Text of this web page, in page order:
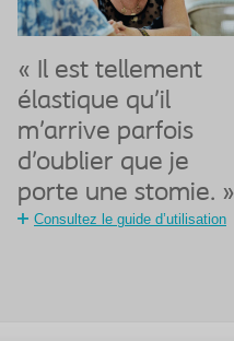
« Il est tellement
élastique qu’il
m’arrive parfois
d’oublier que je
porte une stomie. »
Consultez le guide d’utilisation